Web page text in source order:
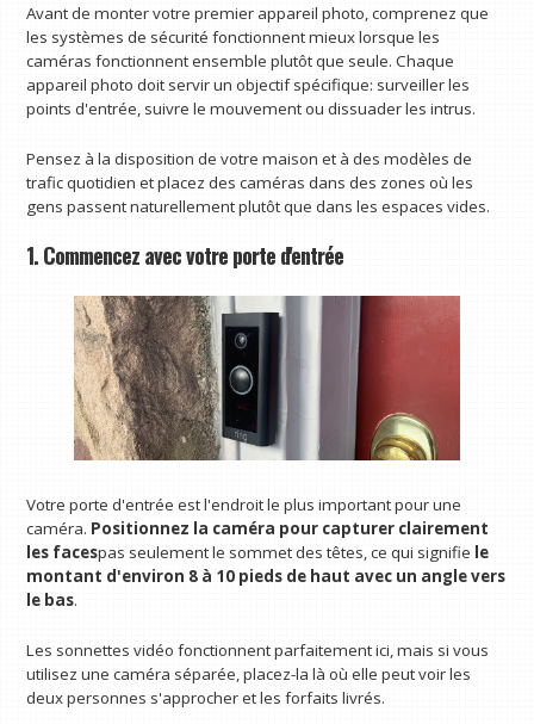
Avant de monter votre premier appareil photo, comprenez que
les systèmes de sécurité fonctionnent mieux lorsque les
caméras fonctionnent ensemble plutôt que seule. Chaque
appareil photo doit servir un objectif spécifique: surveiller les
points d'entrée, suivre le mouvement ou dissuader les intrus.
Pensez à la disposition de votre maison et à des modèles de
trafic quotidien et placez des caméras dans des zones où les
gens passent naturellement plutôt que dans les espaces vides.
1. Commencez avec votre porte d'entrée
Votre porte d'entrée est l'endroit le plus important pour une
caméra. Positionnez la caméra pour capturer clairement
les facespas seulement le sommet des têtes, ce qui signifie le
montant d'environ 8 à 10 pieds de haut avec un angle vers
le bas.
Les sonnettes vidéo fonctionnent parfaitement ici, mais si vous
utilisez une caméra séparée, placez-la là où elle peut voir les
deux personnes s'approcher et les forfaits livrés.